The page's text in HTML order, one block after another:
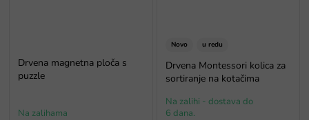
Drvena magnetna ploča s
puzzle
Na zalihama
Novo u redu
Drvena Montessori kolica za
sortiranje na kotačima
Na zalihi - dostava do
6 dana.